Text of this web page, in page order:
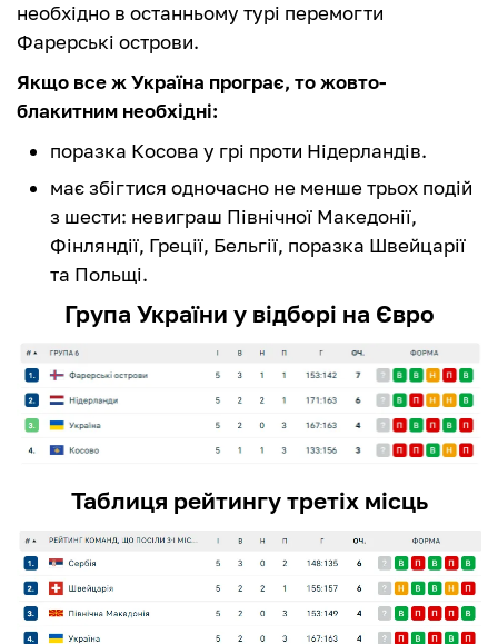
необхідно в останньому турі перемогти
Фарерські острови.
Якщо все ж Україна програє, то жовто-
блакитним необхідні:
поразка Косова у грі проти Нідерландів.
має збігтися одночасно не менше трьох подій
з шести: невиграш Північної Македонії,
Фінляндії, Греції, Бельгії, поразка Швейцарії
та Польщі.
Група України у відборі на Євро
Таблиця рейтингу третіх місць